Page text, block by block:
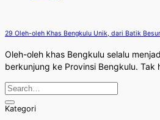
29 Oleh-oleh Khas Bengkulu Unik, dari Batik
Oleh-oleh khas Bengkulu selalu
berkunjung ke Provinsi Bengkulu. Tak
Kategori